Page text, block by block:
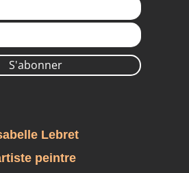
S'abonner
Lebret
peintre